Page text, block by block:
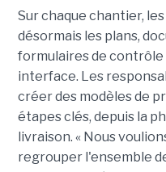
Sur chaque chantier,
désormais les plans,
formulaires de contrôle
interface. Les
créer des modèles de
étapes clés, depuis la
livraison. « Nous
regrouper l'ensemble